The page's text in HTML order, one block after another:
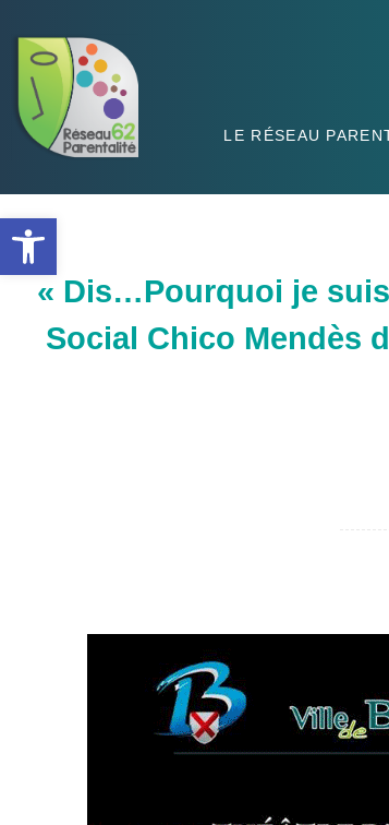
Ouvrir la barre d’outils
LE RÉSEAU
« Dis…Pourquoi je
Social Chico Mendès